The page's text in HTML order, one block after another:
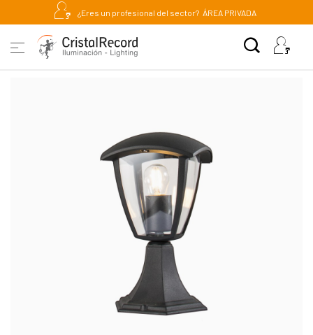
¿Eres un profesional del sector? ÁREA PRIVADA